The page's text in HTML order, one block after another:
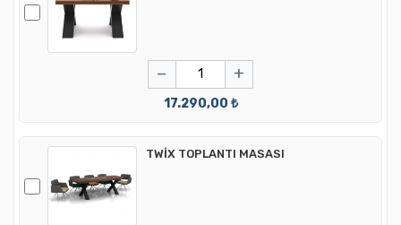
− +
17.290,00 ₺
TWİX TOPLANTI MASASI